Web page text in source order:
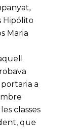
Hipólito
Maria
a
classes
que